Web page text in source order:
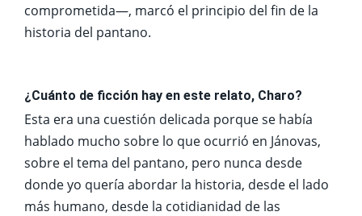
comprometida—, marcó el principio del fin de la
historia del pantano.
¿Cuánto de ficción hay en este relato, Charo?
Esta era una cuestión delicada porque se había
hablado mucho sobre lo que ocurrió en Jánovas,
sobre el tema del pantano, pero nunca desde
donde yo quería abordar la historia, desde el lado
más humano, desde la cotidianidad de las